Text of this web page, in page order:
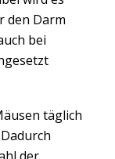
den Darm
bei
täglich